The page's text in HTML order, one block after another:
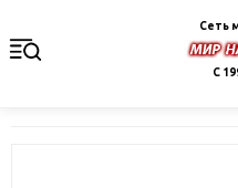
Сеть
С